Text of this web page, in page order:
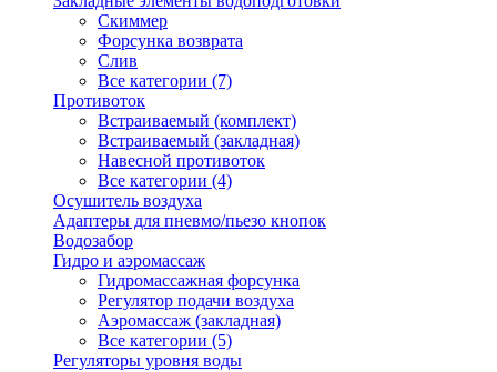
Скиммер
Форсунка возврата
Слив
Все категории (7)
Противоток
Встраиваемый (комплект)
Встраиваемый (закладная)
Навесной противоток
Все категории (4)
Осушитель воздуха
Адаптеры для пневмо/пьезо кнопок
Водозабор
Гидро и аэромассаж
Гидромассажная форсунка
Регулятор подачи воздуха
Аэромассаж (закладная)
Все категории (5)
Регуляторы уровня воды